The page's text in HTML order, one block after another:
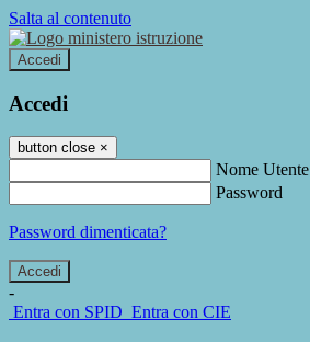
Salta al contenuto
Accedi
Accedi
button close ×
Nome Utente
Password
Password dimenticata?
-
Entra con SPID Entra con CIE